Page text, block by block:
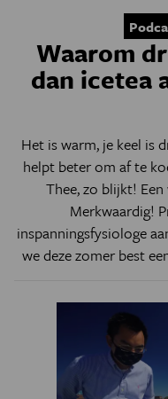
Waarom
dan icetea
Het is warm, je keel is
helpt beter om af te
Thee, zo blijkt!
Merkwaardig!
inspanningsfysiologe
we deze zomer best